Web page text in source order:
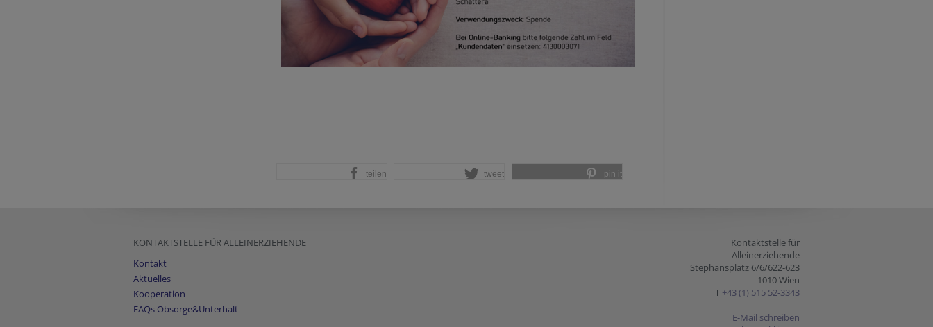
teilen tweet pin it
KONTAKTSTELLE FÜR ALLEINERZIEHENDE
Kontakt
Aktuelles
Kooperation
FAQs Obsorge&Unterhalt
Kontaktstelle für
Alleinerziehende
Stephansplatz 6/6/622-623
1010 Wien
T +43 (1) 515 52-3343
E-Mail schreiben